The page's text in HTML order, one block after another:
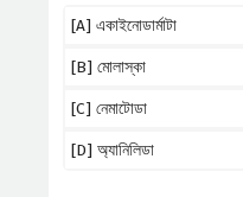
[A] একাইনোডার্মাটা
[B] মোলাস্কা
[C] নেমাটোডা
[D] অ্যানিলিডা